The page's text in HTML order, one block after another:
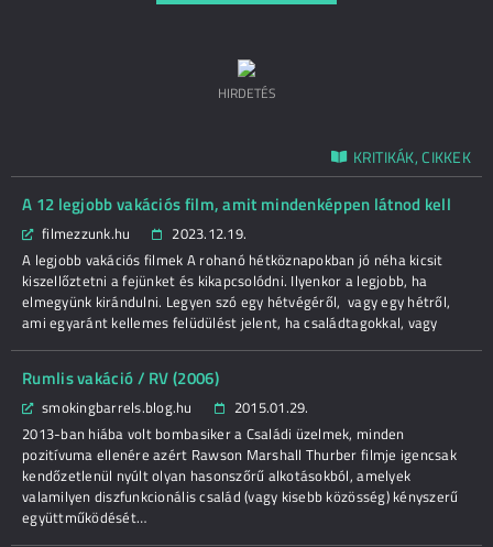
HIRDETÉS
KRITIKÁK, CIKKEK
A 12 legjobb vakációs film, amit mindenképpen látnod kell
filmezzunk.hu
2023.12.19.
A legjobb vakációs filmek A rohanó hétköznapokban jó néha kicsit
kiszellőztetni a fejünket és kikapcsolódni. Ilyenkor a legjobb, ha
elmegyünk kirándulni. Legyen szó egy hétvégéről, vagy egy hétről,
ami egyaránt kellemes felüdülést jelent, ha családtagokkal, vagy
Rumlis vakáció / RV (2006)
smokingbarrels.blog.hu
2015.01.29.
2013-ban hiába volt bombasiker a Családi üzelmek, minden
pozitívuma ellenére azért Rawson Marshall Thurber filmje igencsak
kendőzetlenül nyúlt olyan hasonszőrű alkotásokból, amelyek
valamilyen diszfunkcionális család (vagy kisebb közösség) kényszerű
együttműködését…